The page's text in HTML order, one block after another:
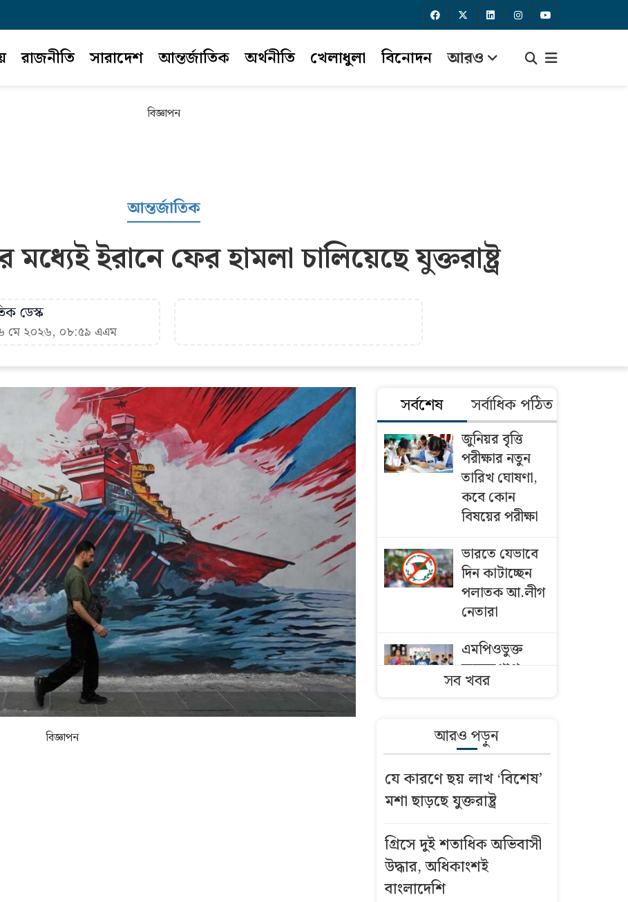
রাজনীতি সারাদেশ আন্তর্জাতিক অর্থনীতি খেলাধুলা বিনোদন আরও
বিজ্ঞাপন
আন্তর্জাতিক
ইরানে ফের হামলা চালিয়েছে যুক্তরাষ্ট্র
ডেস্ক
মে ২০২৬, ০৮:৫৯ এএম
বিজ্ঞাপন
সর্বশেষ সর্বাধিক পঠিত
জুনিয়র বৃৃত্তি
পরীক্ষার নতুন
তারিখ ঘোষণা,
কবে কোন
বিষয়ের পরীক্ষা
ভারতে যেভাবে
দিন কাটাচ্ছেন
পলাতক আ.লীগ
নেতারা
এমপিওভুক্ত
অবসরপ্রাপ্ত
শিক্ষক-
যেভাবে পাবেন
অবসরভাতা
দেশে ফের বাড়ল
সোনার দাম, ভরি
৮ উইকেট নিয়ে
বাংলাদেশকে
সব খবর
আরও পড়ুন
যে কারণে ছয় লাখ ‘বিশেষ’
মশা ছাড়ছে যুক্তরাষ্ট্র
গ্রিসে দুই শতাধিক অভিবাসী
উদ্ধার, অধিকাংশই
বাংলাদেশি